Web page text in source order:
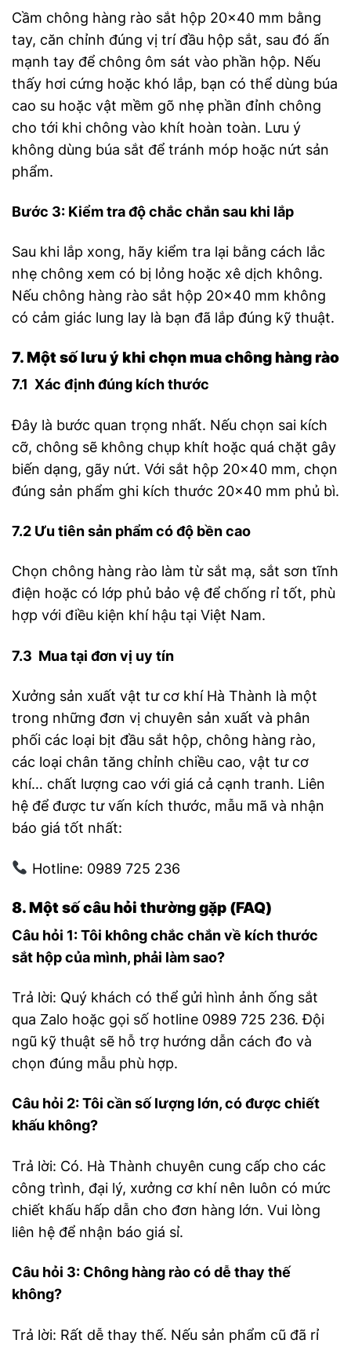
Cầm chông hàng rào sắt hộp 20×40 mm bằng
tay, căn chỉnh đúng vị trí đầu hộp sắt, sau đó ấn
mạnh tay để chông ôm sát vào phần hộp. Nếu
thấy hơi cứng hoặc khó lắp, bạn có thể dùng búa
cao su hoặc vật mềm gõ nhẹ phần đỉnh chông
cho tới khi chông vào khít hoàn toàn. Lưu ý
không dùng búa sắt để tránh móp hoặc nứt sản
phẩm.
Bước 3: Kiểm tra độ chắc chắn sau khi lắp
Sau khi lắp xong, hãy kiểm tra lại bằng cách lắc
nhẹ chông xem có bị lỏng hoặc xê dịch không.
Nếu chông hàng rào sắt hộp 20×40 mm không
có cảm giác lung lay là bạn đã lắp đúng kỹ thuật.
7. Một số lưu ý khi chọn mua chông hàng rào
7.1 Xác định đúng kích thước
Đây là bước quan trọng nhất. Nếu chọn sai kích
cỡ, chông sẽ không chụp khít hoặc quá chặt gây
biến dạng, gãy nứt. Với sắt hộp 20×40 mm, chọn
đúng sản phẩm ghi kích thước 20×40 mm phủ bì.
7.2 Ưu tiên sản phẩm có độ bền cao
Chọn chông hàng rào làm từ sắt mạ, sắt sơn tĩnh
điện hoặc có lớp phủ bảo vệ để chống rỉ tốt, phù
hợp với điều kiện khí hậu tại Việt Nam.
7.3 Mua tại đơn vị uy tín
Xưởng sản xuất vật tư cơ khí Hà Thành là một
trong những đơn vị chuyên sản xuất và phân
phối các loại bịt đầu sắt hộp, chông hàng rào,
các loại chân tăng chỉnh chiều cao, vật tư cơ
khí… chất lượng cao với giá cả cạnh tranh. Liên
hệ để được tư vấn kích thước, mẫu mã và nhận
báo giá tốt nhất:
Hotline: 0989 725 236
8. Một số câu hỏi thường gặp (FAQ)
Câu hỏi 1: Tôi không chắc chắn về kích thước
sắt hộp của mình, phải làm sao?
Trả lời: Quý khách có thể gửi hình ảnh ống sắt
qua Zalo hoặc gọi số hotline 0989 725 236. Đội
ngũ kỹ thuật sẽ hỗ trợ hướng dẫn cách đo và
chọn đúng mẫu phù hợp.
Câu hỏi 2: Tôi cần số lượng lớn, có được chiết
khấu không?
Trả lời: Có. Hà Thành chuyên cung cấp cho các
công trình, đại lý, xưởng cơ khí nên luôn có mức
chiết khấu hấp dẫn cho đơn hàng lớn. Vui lòng
liên hệ để nhận báo giá sỉ.
Câu hỏi 3: Chông hàng rào có dễ thay thế
không?
Trả lời: Rất dễ thay thế. Nếu sản phẩm cũ đã rỉ